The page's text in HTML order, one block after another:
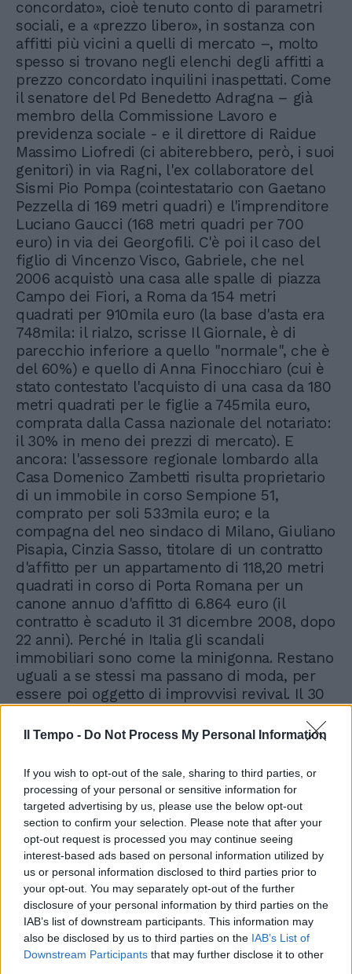
Il Tempo - Do Not Process My Personal Information
If you wish to opt-out of the sale, sharing to third parties, or
processing of your personal or sensitive information for
targeted advertising by us, please use the below opt-out
section to confirm your selection. Please note that after your
opt-out request is processed you may continue seeing
interest-based ads based on personal information utilized by
us or personal information disclosed to third parties prior to
your opt-out. You may separately opt-out of the further
disclosure of your personal information by third parties on the
IAB’s list of downstream participants. This information may
also be disclosed by us to third parties on the IAB’s List of
Downstream Participants that may further disclose it to other